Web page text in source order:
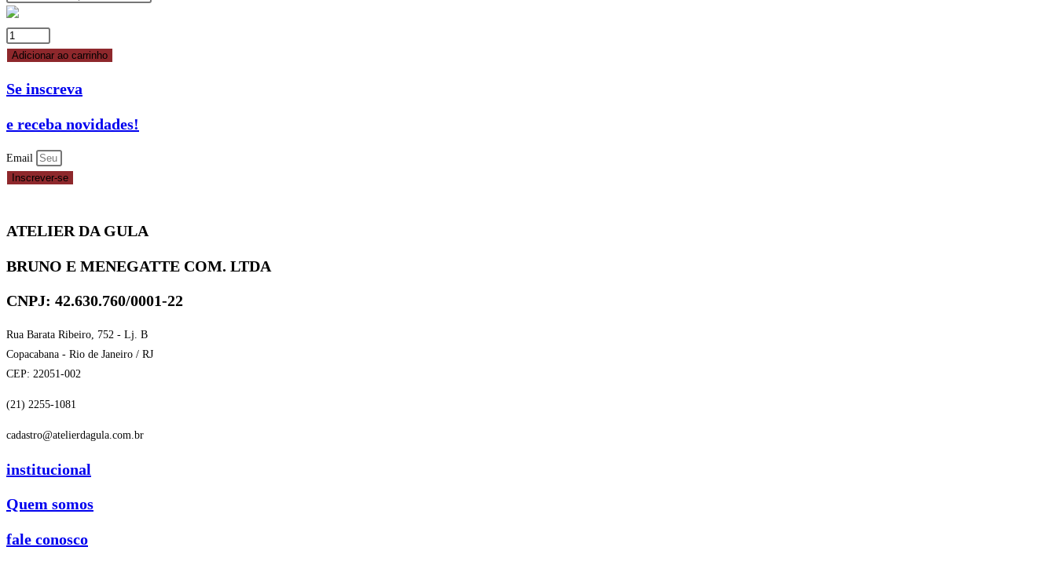
CORANTE
VERDE
SOFT
FLEX
25G
FLEX
Adicionar ao carrinho
Se inscreva
e receba novidades!
Email
Inscrever-se
ATELIER DA GULA
BRUNO E MENEGATTE COM. LTDA
CNPJ: 42.630.760/0001-22
Rua Barata Ribeiro, 752 - Lj. B
Copacabana - Rio de Janeiro / RJ
CEP: 22051-002
(21) 2255-1081
cadastro@atelierdagula.com.br
institucional
Quem somos
fale conosco